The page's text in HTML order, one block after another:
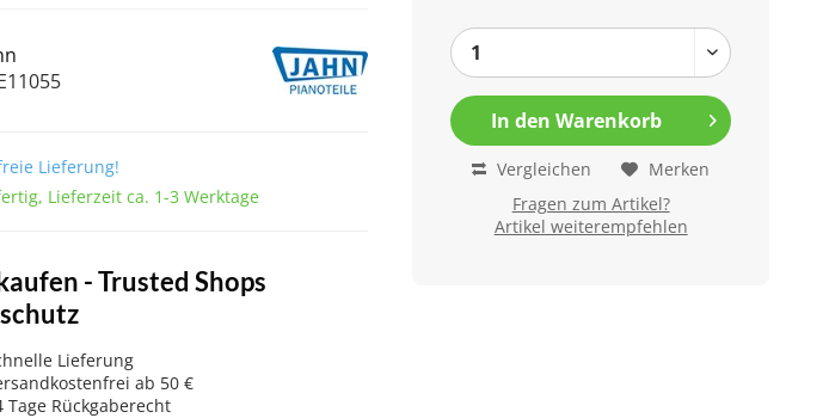
Lieferung!
Lieferzeit ca. 1-3 Werktage
- Trusted Shops
Lieferung
ab 50 €
Tage Rückgaberecht
In den Warenkorb
Vergleichen
Merken
Fragen zum Artikel?
Artikel weiterempfehlen